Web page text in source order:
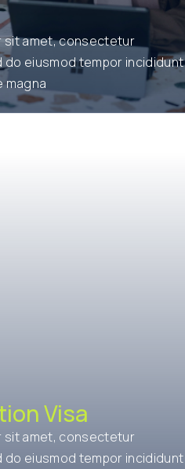
sit amet, consectetur
do eiusmod tempor incididunt
magna
Visa
sit amet, consectetur
do eiusmod tempor incididunt